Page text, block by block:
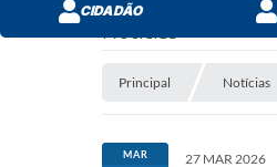
CIDADÃO
Principal Notícias
MAR 27 MAR 2026